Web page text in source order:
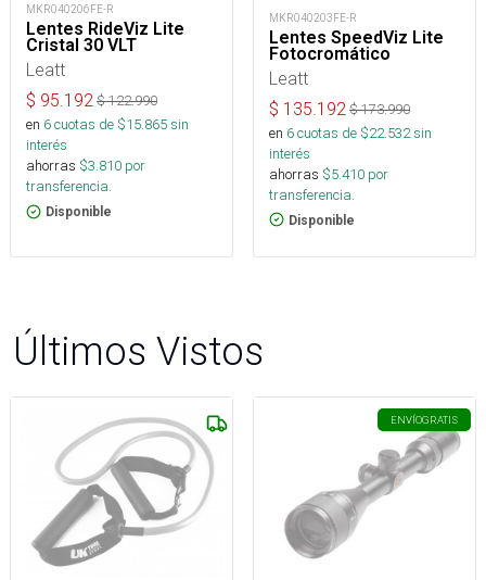
MKR040206FE-R
Lentes RideViz Lite
Cristal 30 VLT
Leatt
$ 95.192 $122.990
en 6cuotas de $15.865sin
interés
ahorras $3.810 por
transferencia.
Disponible
MKR040203FE-R
Lentes SpeedViz Lite
Fotocromático
Leatt
$ 135.192 $173.990
en 6cuotas de $22.532sin
interés
ahorras $5.410 por
transferencia.
Disponible
Últimos Vistos
ENVÍOGRATIS